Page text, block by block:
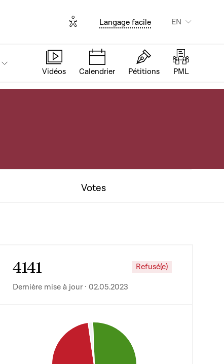
Options d'accessibilité
Langage facile EN
Vidéos Calendrier Pétitions PML
Votes
4141 Refusé(e)
Dernière mise à jour · 02.05.2023